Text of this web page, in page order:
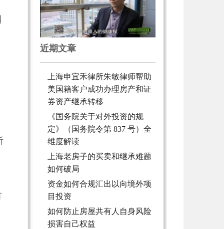
近期文章
上海申宜禾律所朱敏律师帮助
美国籍客户成功办理房产和证
券资产继承转移
《国务院关于对外投资的规
定》（国务院令第 837 号）全
维度解读
上海老房子的买卖和继承难题
如何破局
资金如何合规汇出以向境外项
目投资
如何防止房屋共有人自身风险
损害自己权益